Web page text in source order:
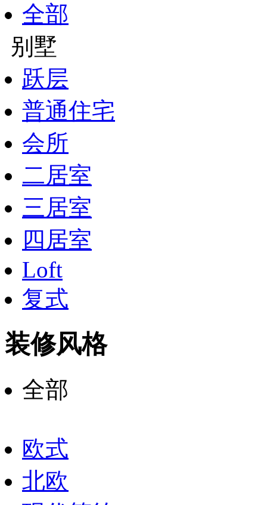
全部
别墅
跃层
普通住宅
会所
二居室
三居室
四居室
Loft
复式
装修风格
全部
欧式
北欧